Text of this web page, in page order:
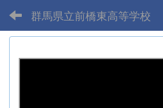
群馬県立前橋東高等学校